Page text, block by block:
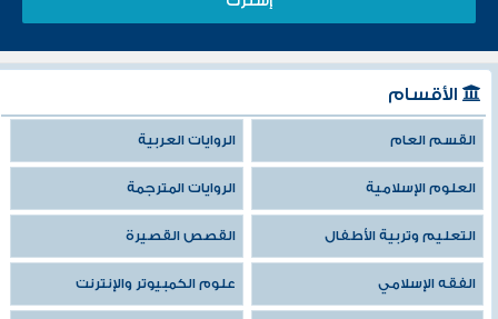
الأقسام
القسم العام الروايات العربية
العلوم الإسلامية الروايات المترجمة
التعليم وتربية الأطفال القصص القصيرة
الفقه الإسلامي علوم الكمبيوتر والإنترنت